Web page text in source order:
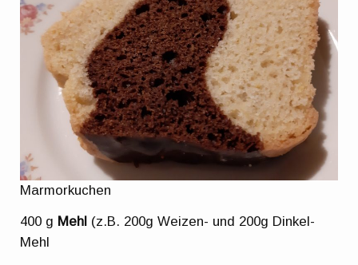
Marmorkuchen
400 g Mehl (z.B. 200g Weizen- und 200g Dinkel-
Mehl